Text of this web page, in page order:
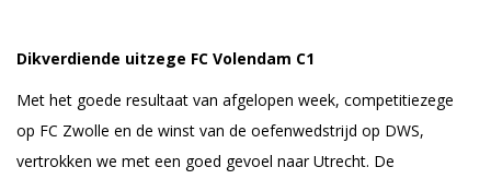
Dikverdiende uitzege FC Volendam C1
Met het goede resultaat van afgelopen week, competitiezege
op FC Zwolle en de winst van de oefenwedstrijd op DWS,
vertrokken we met een goed gevoel naar Utrecht. De